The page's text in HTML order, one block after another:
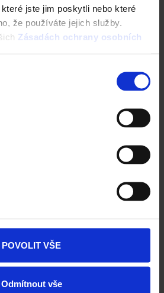
jste jim poskytli nebo které
že používáte jejich služby.
Zásadách ochrany osobních
POVOLIT VŠE
Odmítnout vše
OBLASTÍ
zdicímu pojivu a nářadí.
nabídka